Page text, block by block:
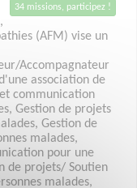
34 missions, participez !
(AFM) vise un
Accompagnateur
association de
communication
Gestion de projets
Gestion de
malades,
pour une
de projets/ Soutien
malades,